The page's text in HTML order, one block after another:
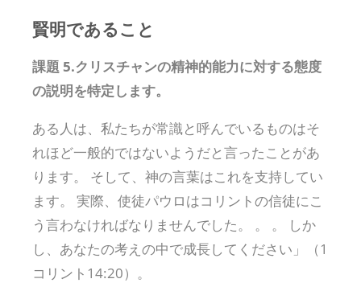
賢明であること
課題 5.クリスチャンの精神的能力に対する態度
の説明を特定します。
ある人は、私たちが常識と呼んでいるものはそ
れほど一般的ではないようだと言ったことがあ
ります。 そして、神の言葉はこれを支持してい
ます。 実際、使徒パウロはコリントの信徒にこ
う言わなければなりませんでした。 。 。 しか
し、あなたの考えの中で成長してください」（1
コリント14:20）。